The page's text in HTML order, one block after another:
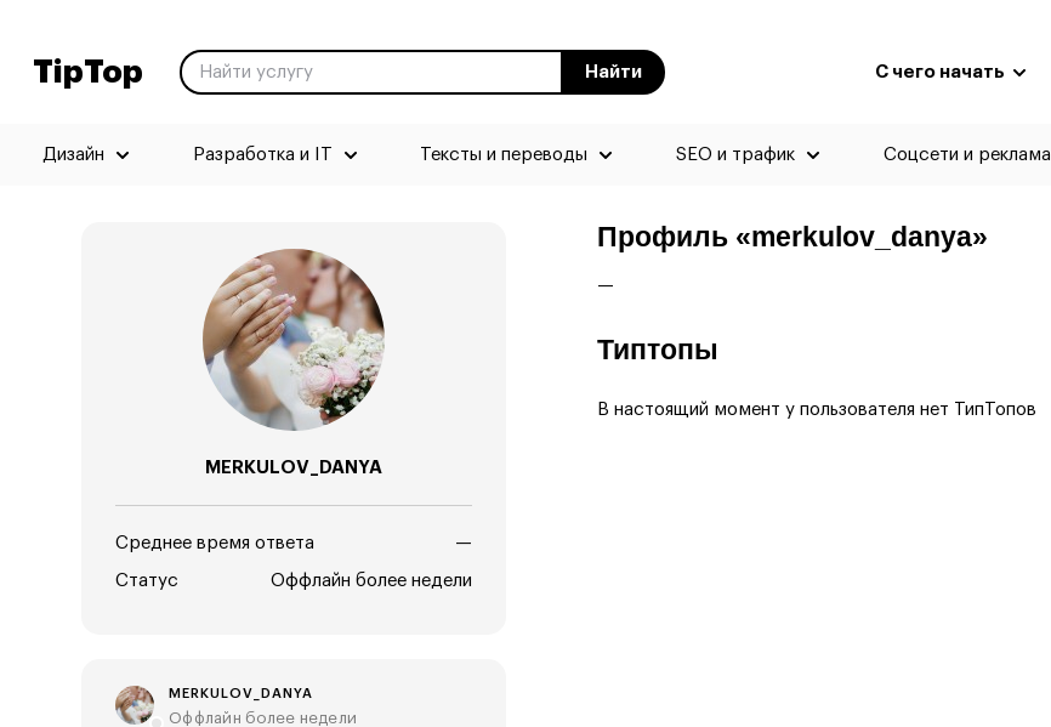
TipTop Найти С чего начать
Дизайн Разработка и IT Тексты и переводы SEO и трафик Соцсети и реклама
MERKULOV_DANYA
Среднее время ответа —
Статус Оффлайн более недели
MERKULOV_DANYA
Оффлайн более недели
Профиль «merkulov_danya»
—
Типтопы
В настоящий момент у пользователя нет ТипТопов